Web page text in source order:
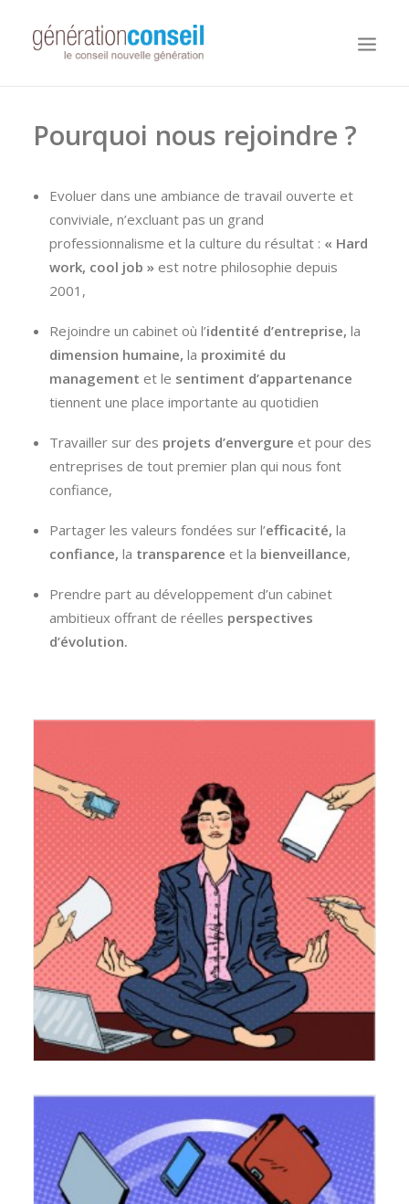
NOUS CONNAITRE
WORKDAY ADAPTIVE PLANNING
NOTRE ÉQUIPE
NOUS REJOINDRE
NOTRE BLOG
Pourquoi nous rejoindre ?
Evoluer dans une ambiance de travail ouverte et
conviviale, n’excluant pas un grand
professionnalisme et la culture du résultat : « Hard
work, cool job » est notre philosophie depuis
2001,
Rejoindre un cabinet où l’identité d’entreprise, la
dimension humaine, la proximité du
management et le sentiment d’appartenance
tiennent une place importante au quotidien
Travailler sur des projets d’envergure et pour des
entreprises de tout premier plan qui nous font
confiance,
Partager les valeurs fondées sur l’efficacité, la
confiance, la transparence et la bienveillance,
Prendre part au développement d’un cabinet
ambitieux offrant de réelles perspectives
d’évolution.